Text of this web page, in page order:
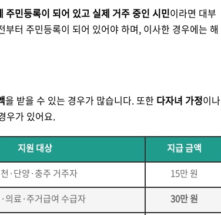
주민등록이 되어 있고 실제 거주 중인 시민이라면 대부
터 주민등록이 되어 있어야 하며, 이사한 경우에는 해
을 받을 수 있는 경우가 많습니다. 또한 다자녀 가정이나
우가 있어요.
지원 대상
지급 금액
·단양·충주 거주자
15만 원
의료·주거급여 수급자
30만 원